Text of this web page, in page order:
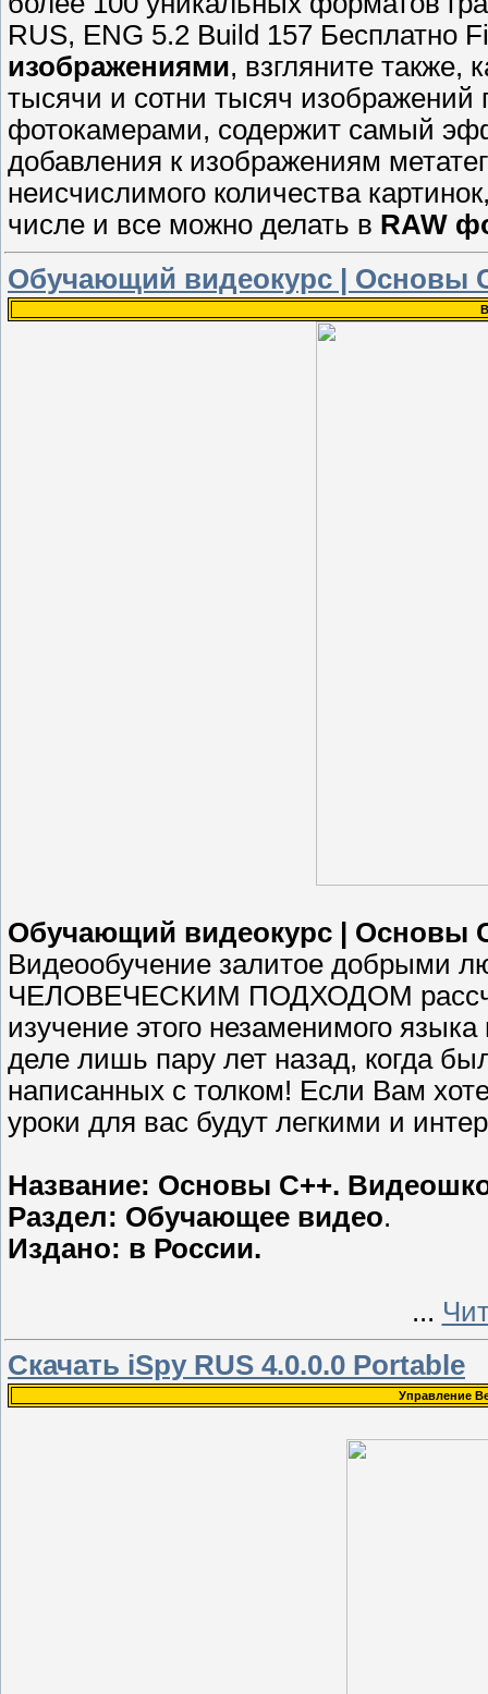
RUS, ENG 5.2 Build 157 Бесплатно
изображениями, взгляните также,
тысячи и сотни тысяч
фотокамерами, содержит самый
добавления к изображениям
неисчислимого количества
числе и все можно делать в RAW
Обучающий видеокурс | Основы
Обучающий видеокурс | Основы
Видеообучение залитое добрыми
ЧЕЛОВЕЧЕСКИМ ПОДХОДОМ
изучение этого незаменимого
деле лишь пару лет назад, когда
написанных с толком! Если Вам
уроки для вас будут легкими и
Название: Основы С++.
Раздел: Обучающее видео.
Издано: в России.
...
Скачать iSpy RUS 4.0.0.0 Portable
Управление